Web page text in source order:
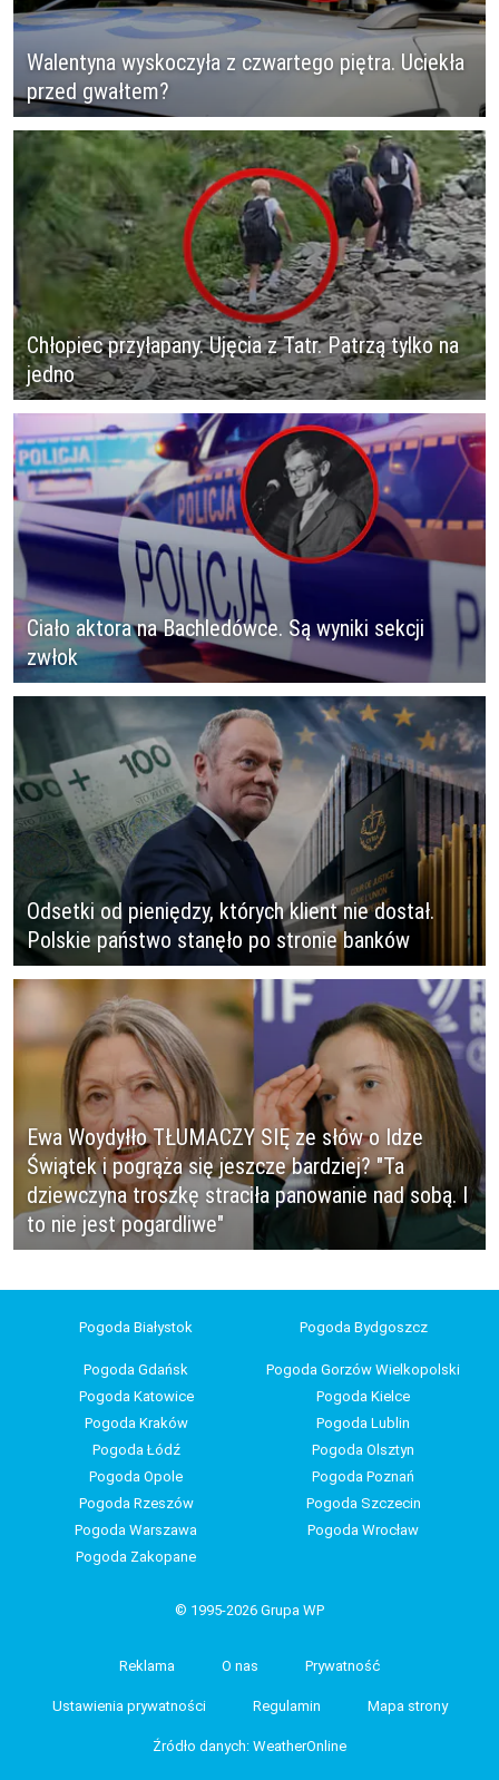
Walentyna wyskoczyła z czwartego piętra. Uciekła
przed gwałtem?
Chłopiec przyłapany. Ujęcia z Tatr. Patrzą tylko na
jedno
Ciało aktora na Bachledówce. Są wyniki sekcji
zwłok
Odsetki od pieniędzy, których klient nie dostał.
Polskie państwo stanęło po stronie banków
Ewa Woydyłło TŁUMACZY SIĘ ze słów o Idze
Świątek i pogrąża się jeszcze bardziej? "Ta
dziewczyna troszkę straciła panowanie nad sobą. I
to nie jest pogardliwe"
Pogoda Białystok Pogoda Bydgoszcz
Pogoda Gdańsk
Pogoda Gorzów Wielkopolski
Pogoda Katowice
Pogoda Kielce
Pogoda Kraków
Pogoda Lublin
Pogoda Łódź
Pogoda Olsztyn
Pogoda Opole
Pogoda Poznań
Pogoda Rzeszów
Pogoda Szczecin
Pogoda Warszawa
Pogoda Wrocław
Pogoda Zakopane
© 1995-2026 Grupa WP
Reklama O nas Prywatność
Ustawienia prywatności Regulamin Mapa strony
Źródło danych: WeatherOnline